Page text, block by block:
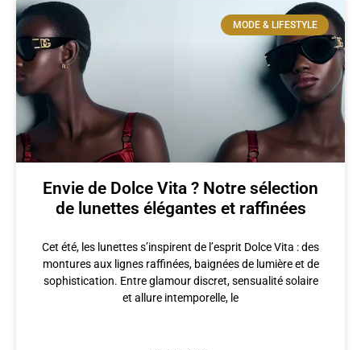
MODE & LIFESTYLE
Envie de Dolce Vita ? Notre sélection
de lunettes élégantes et raffinées
Cet été, les lunettes s’inspirent de l’esprit Dolce Vita : des
montures aux lignes raffinées, baignées de lumière et de
sophistication. Entre glamour discret, sensualité solaire
et allure intemporelle, le